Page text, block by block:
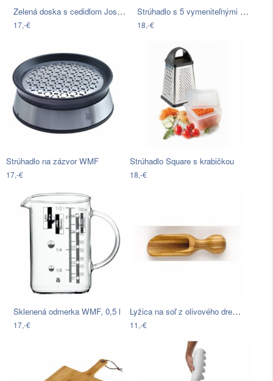
Zelená doska s cedidlom Joseph Joseph…
17,-€
Strúhadlo s 5 vymeniteľnými nadstavcami…
18,-€
Strúhadlo na zázvor WMF
17,-€
Strúhadlo Square s krabičkou
18,-€
Sklenená odmerka WMF, 0,5 l
17,-€
Lyžica na soľ z olivového dreva Jean…
11,-€